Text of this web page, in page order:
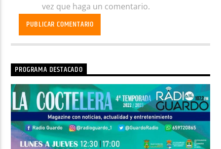
vez que haga un comentario.
PROGRAMA DESTACADO